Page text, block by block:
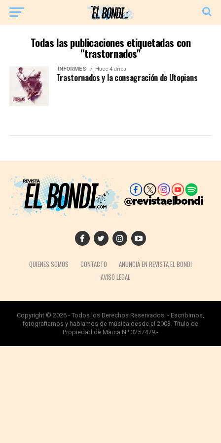
Todas las publicaciones etiquetadas con
"trastornados"
·INFORMES· Hace 4 años
Trastornados y la consagración de Utopians
QUIENES SOMOS CONTACTO
ANUNCIÁ EN REVISTA EL BONDI
AVISO LEGAL
Copyright © 2026 - Todos los Derechos Reservados. - Escribimos,
fotografiamos y hablamos de música desde el 2003. Título de
Propiedad de Marca Nº 3257479.-